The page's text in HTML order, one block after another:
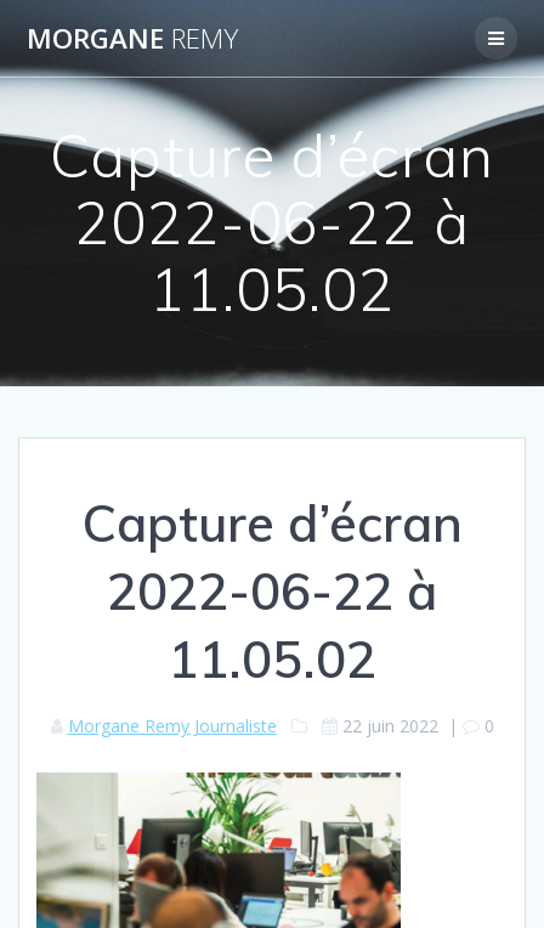
MORGANE REMY
Capture d’écran
2022-06-22 à
11.05.02
Capture d’écran
2022-06-22 à
11.05.02
Morgane Remy Journaliste 22 juin 2022| 0